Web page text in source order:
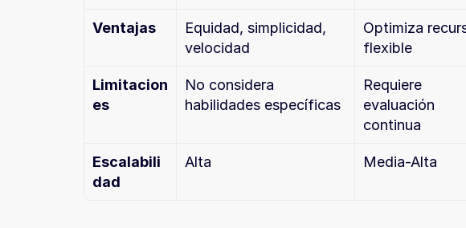
Ventajas
Equidad, simplicidad,
velocidad
Optimiza
flexible
Limitacion
es
No considera
habilidades específicas
Requiere
evaluación
continua
Escalabili
dad
Alta Media-Alta